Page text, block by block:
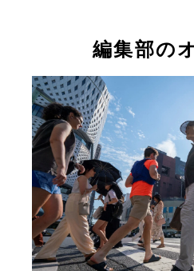
編集部の